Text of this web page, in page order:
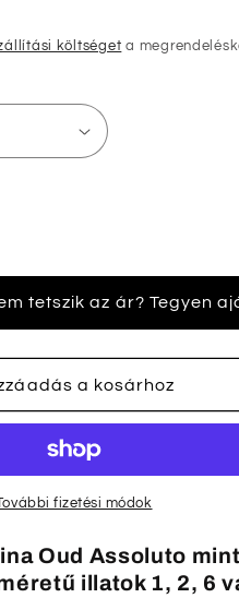
költséget a
tetszik az ár? Tegyen
a kosárhoz
További fizetési módok
Oud Assoluto
illatok 1, 2, 6